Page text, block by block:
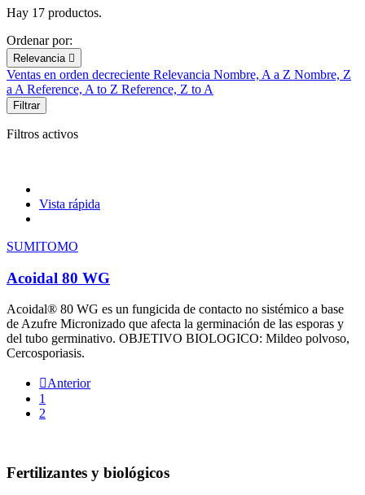
Hay 17 productos.
Ordenar por:
Relevancia 
Ventas en orden decreciente Relevancia Nombre, A a Z Nombre, Z
a A Reference, A to Z Reference, Z to A
Filtrar
Filtros activos
Vista rápida
SUMITOMO
Acoidal 80 WG
Acoidal® 80 WG es un fungicida de contacto no sistémico a base
de Azufre Micronizado que afecta la germinación de las esporas y
del tubo germinativo. OBJETIVO BIOLOGICO: Mildeo polvoso,
Cercosporiasis.
Anterior
1
2
Fertilizantes y biológicos